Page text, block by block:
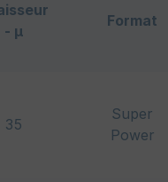
- µ
Format
35
Super
Power